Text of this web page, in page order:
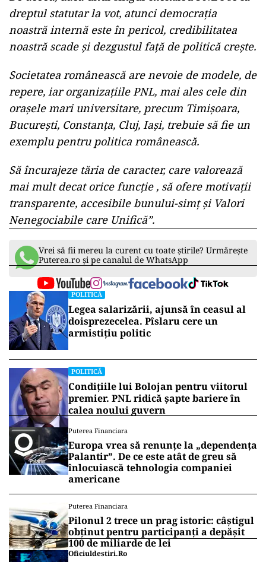
dreptul statutar la vot, atunci democrația
noastră internă este în pericol, credibilitatea
noastră scade și dezgustul față de politică crește.
Societatea românească are nevoie de modele, de
repere, iar organizațiile PNL, mai ales cele din
orașele mari universitare, precum Timișoara,
București, Constanța, Cluj, Iași, trebuie să fie un
exemplu pentru politica românească.
Să încurajeze tăria de caracter, care valorează
mai mult decat orice funcție , să ofere motivații
transparente, accesibile bunului-simț și Valori
Nenegociabile care Unifică”.
Vrei să fii mereu la curent cu toate știrile? Urmărește
Puterea.ro și pe canalul de WhatsApp
POLITICĂ
Legea salarizării, ajunsă în ceasul al
doisprezecelea. Pîslaru cere un
armistițiu politic
POLITICĂ
Condițiile lui Bolojan pentru viitorul
premier. PNL ridică șapte bariere în
calea noului guvern
Puterea Financiara
Europa vrea să renunțe la „dependența
Palantir”. De ce este atât de greu să
înlocuiască tehnologia companiei
americane
Puterea Financiara
Pilonul 2 trece un prag istoric: câștigul
obținut pentru participanți a depășit
100 de miliarde de lei
Oficiuldestiri.ro